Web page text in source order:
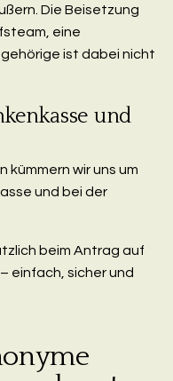
Die Beisetzung
eine
ist dabei nicht
und
kümmern wir uns um
und bei der
beim Antrag auf
einfach, sicher und